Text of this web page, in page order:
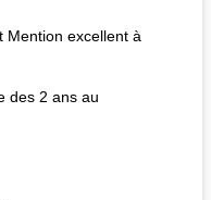
Mention excellent à
des 2 ans au